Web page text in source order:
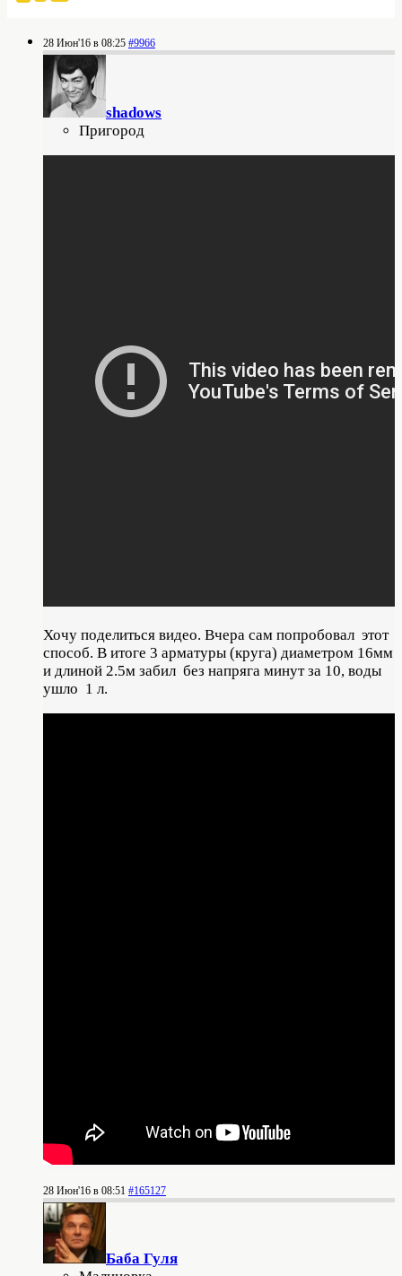
28 Июн'16 в 08:25 #9966
shadows
Пригород
Хочу поделиться видео. Вчера сам попробовал этот
способ. В итоге 3 арматуры (круга) диаметром 16мм
и длиной 2.5м забил без напряга минут за 10, воды
ушло 1 л.
28 Июн'16 в 08:51 #165127
Баба Гуля